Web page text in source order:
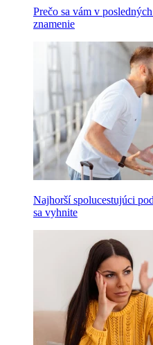
Prečo sa vám v
znamenie
Najhorší spolucestujúci
sa vyhnite